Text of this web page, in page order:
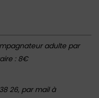
adulte par
: 8€
26, par mail à